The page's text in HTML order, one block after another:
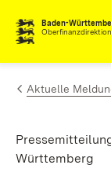
Zum Inhalt
Baden-
Oberfinanzdirektion
Aktuelle
Württemberg